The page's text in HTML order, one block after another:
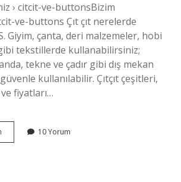
› citcit-ve-buttonsBizim
ve-buttons Çıt çıt nerelerde
Giyim, çanta, deri malzemeler, hobi
tekstillerde kullanabilirsiniz;
tekne ve çadır gibi dış mekan
kullanılabilir. Çıtçıt çeşitleri,
fiyatları…
Çıt
10 Yorum